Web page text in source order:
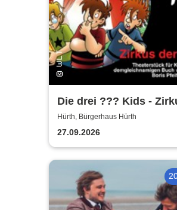
Die drei ??? Kids -
Rätsel | Bürgerhaus
Hürth, Bürgerhaus Hürth
27.09.2026